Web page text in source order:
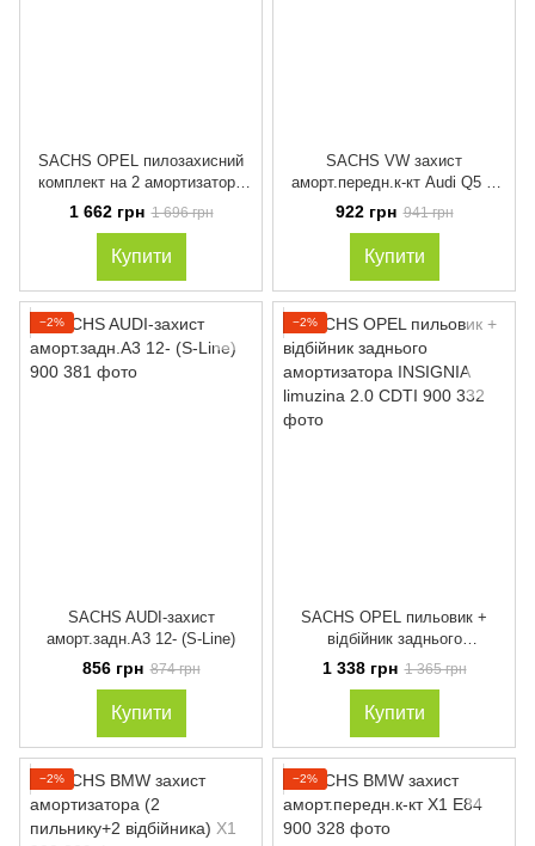
SACHS OPEL пилозахисний
комплект на 2 амортизатора
Astra J 09-
1 662 грн 1 696 грн
Купити
SACHS VW захист
аморт.передн.к-кт Audi Q5 (з
електр. регулюр.)
922 грн 941 грн
Купити
−2%
SACHS AUDI-захист
аморт.задн.A3 12- (S-Line)
856 грн 874 грн
Купити
−2%
SACHS OPEL пильовик +
відбійник заднього
амортизатора INSIGNIA
limuzina 2.0 CDTI
1 338 грн 1 365 грн
Купити
−2% −2%